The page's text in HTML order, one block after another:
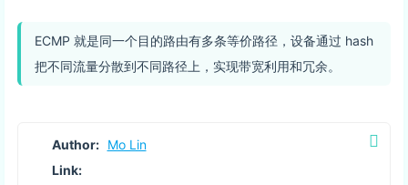
ECMP 就是同一个目的路由有多条等价路径，设备通过 hash
把不同流量分散到不同路径上，实现带宽利用和冗余。
Author: Mo Lin
Link: